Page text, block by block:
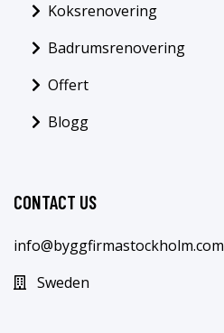
Koksrenovering
Badrumsrenovering
Offert
Blogg
CONTACT US
info@byggfirmastockholm.com
Sweden